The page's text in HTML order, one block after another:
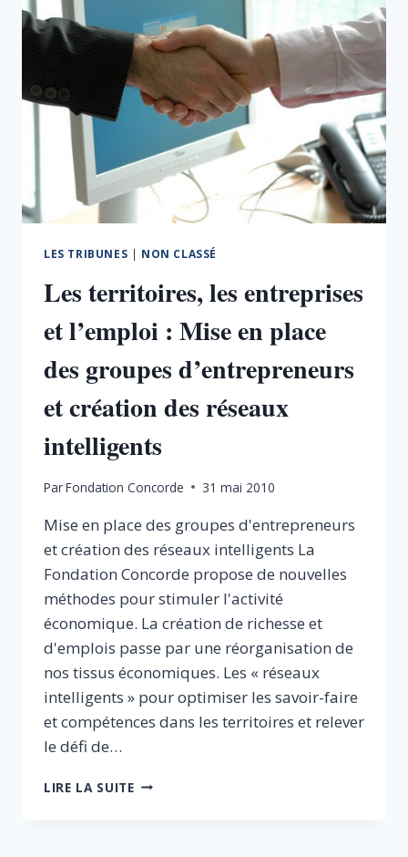
NATIONAL
POUR
LA
CROISSANCE,
L’EMPLOI
POUVOIR
D’ACHAT
LES TRIBUNES | NON CLASSÉ
Les territoires, les entreprises
et l’emploi : Mise en place
des groupes d’entrepreneurs
et création des réseaux
intelligents
ParFondation Concorde 31 mai 2010
Mise en place des groupes d'entrepreneurs
et création des réseaux intelligents La
Fondation Concorde propose de nouvelles
méthodes pour stimuler l'activité
économique. La création de richesse et
d'emplois passe par une réorganisation de
nos tissus économiques. Les « réseaux
intelligents » pour optimiser les savoir-faire
et compétences dans les territoires et relever
le défi de…
LIRE LA SUITELES